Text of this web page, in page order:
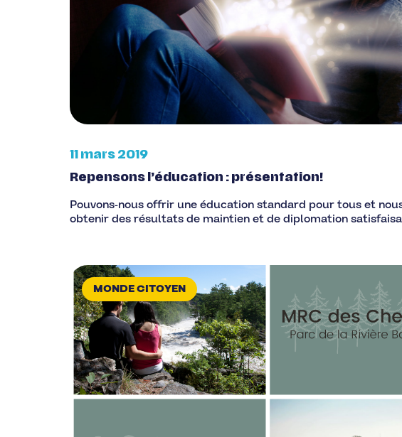
11 mars 2019
Repensons l’éducation : présentation!
Pouvons-nous offrir une éducation standard pour tous et
obtenir des résultats de maintien et de diplomation
MONDE CITOYEN